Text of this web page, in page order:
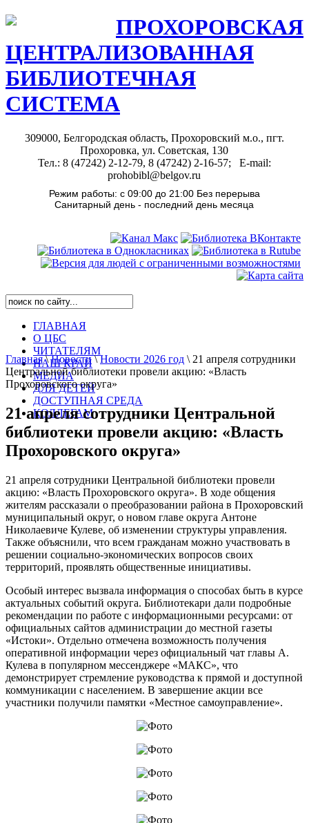
ПРОХОРОВСКАЯ
ЦЕНТРАЛИЗОВАННАЯ
БИБЛИОТЕЧНАЯ
СИСТЕМА
309000, Белгородская область, Прохоровский м.о., пгт.
Прохоровка, ул. Советская, 130
Тел.: 8 (47242) 2-12-79, 8 (47242) 2-16-57; E-mail:
prohobibl@belgov.ru
Режим работы: с 09:00 до 21:00 Без перерыва
Санитарный день - последний день месяца
ГЛАВНАЯ
О ЦБС
ЧИТАТЕЛЯМ
НАШ КРАЙ
МЕДИА
ДЛЯ ДЕТЕЙ
ДОСТУПНАЯ СРЕДА
КОЛЛЕГАМ
Главная\Новости\Новости 2026 год \ 21 апреля сотрудники
Центральной библиотеки провели акцию: «Власть
Прохоровского округа»
21 апреля сотрудники Центральной
библиотеки провели акцию: «Власть
Прохоровского округа»
21 апреля сотрудники Центральной библиотеки провели
акцию: «Власть Прохоровского округа». В ходе общения
жителям рассказали о преобразовании района в Прохоровский
муниципальный округ, о новом главе округа Антоне
Николаевиче Кулеве, об изменении структуры управления.
Также объяснили, что всем гражданам можно участвовать в
решении социально-экономических вопросов своих
территорий, проявлять общественные инициативы.
Особый интерес вызвала информация о способах быть в курсе
актуальных событий округа. Библиотекари дали подробные
рекомендации по работе с информационными ресурсами: от
официальных сайтов администрации до местной газеты
«Истоки». Отдельно отмечена возможность получения
оперативной информации через официальный чат главы А.
Кулева в популярном мессенджере «МАКС», что
демонстрирует стремление руководства к прямой и доступной
коммуникации с населением. В завершение акции все
участники получили памятки «Местное самоуправление».